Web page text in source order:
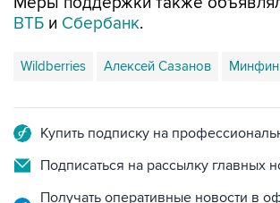
ВТБ и Сбербанк.
Wildberries Алексей Сазанов
Купить подписку на
Подписаться на рассылку главных
Получать оперативные новости в